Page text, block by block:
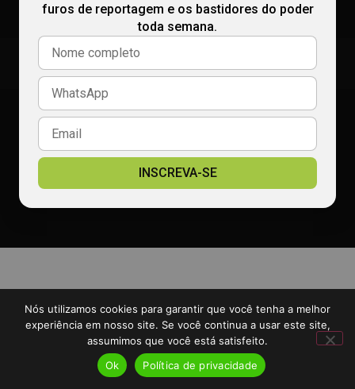
(86) 99991-9990
comercial@radiocalcada.com.br
Política de privacidade
2026 Portal Rádio Calçada - TODOS OS DIREITOS RESERVADOS
Nós utilizamos cookies para garantir que você tenha a melhor
experiência em nosso site. Se você continua a usar este site,
assumimos que você está satisfeito.
Ok
Política de privacidade
furos de reportagem e os bastidores do poder
toda semana.
INSCREVA-SE